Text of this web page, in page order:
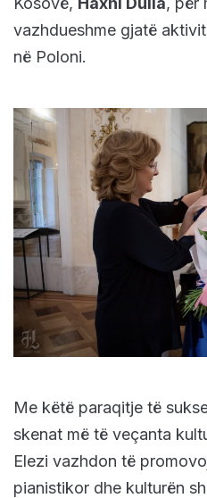
vazhdueshme gjatë
në Poloni.
Me këtë paraqitje të
skenat më të veçanta
Elezi vazhdon të
pianistikor dhe kulturën